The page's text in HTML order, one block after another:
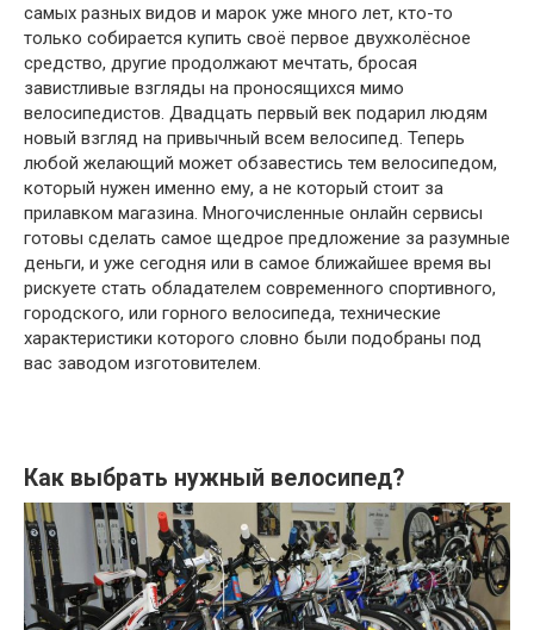
самых разных видов и марок уже много лет, кто-то
только собирается купить своё первое двухколёсное
средство, другие продолжают мечтать, бросая
завистливые взгляды на проносящихся мимо
велосипедистов. Двадцать первый век подарил людям
новый взгляд на привычный всем велосипед. Теперь
любой желающий может обзавестись тем велосипедом,
который нужен именно ему, а не который стоит за
прилавком магазина. Многочисленные онлайн сервисы
готовы сделать самое щедрое предложение за разумные
деньги, и уже сегодня или в самое ближайшее время вы
рискуете стать обладателем современного спортивного,
городского, или горного велосипеда, технические
характеристики которого словно были подобраны под
вас заводом изготовителем.
Как выбрать нужный велосипед?